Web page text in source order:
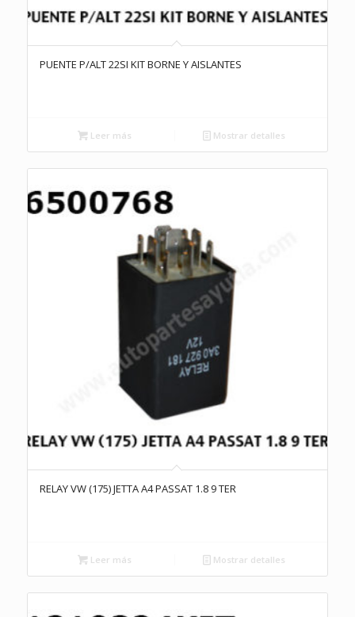
PUENTE P/ALT 22SI KIT BORNE Y AISLANTES
Leer más Mostrar detalles
RELAY VW (175) JETTA A4 PASSAT 1.8 9 TER
Leer más Mostrar detalles